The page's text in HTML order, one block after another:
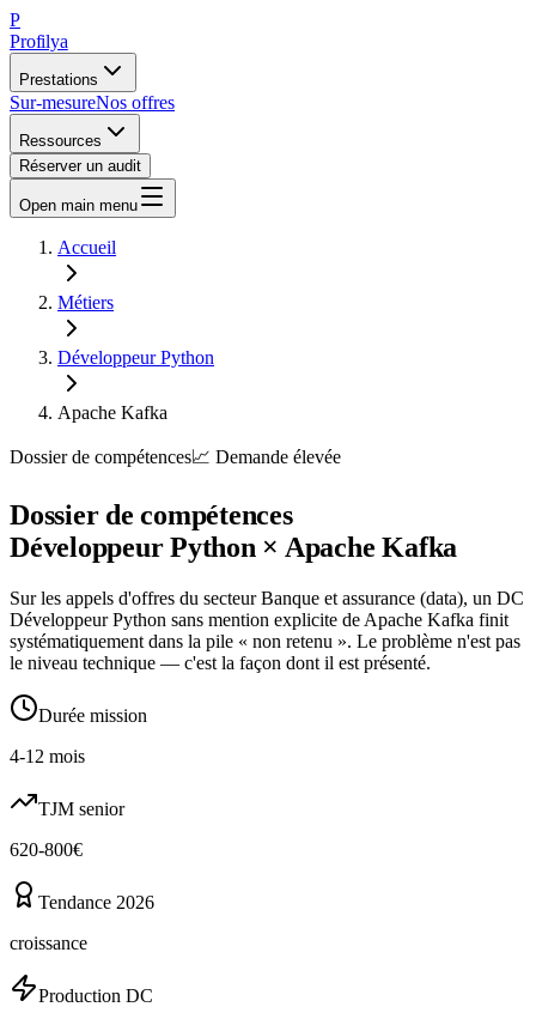
P
Profilya
Prestations
Sur-mesureNos offres
Ressources
Réserver un audit
Open main menu
Accueil
Métiers
Développeur Python
Apache Kafka
Dossier de compétences📈 Demande élevée
Dossier de compétences
Développeur Python × Apache Kafka
Sur les appels d'offres du secteur Banque et assurance (data), un DC
Développeur Python sans mention explicite de Apache Kafka finit
systématiquement dans la pile « non retenu ». Le problème n'est pas
le niveau technique — c'est la façon dont il est présenté.
Durée mission
4-12 mois
TJM senior
620-800€
Tendance 2026
croissance
Production DC